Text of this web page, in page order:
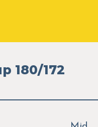
180/172